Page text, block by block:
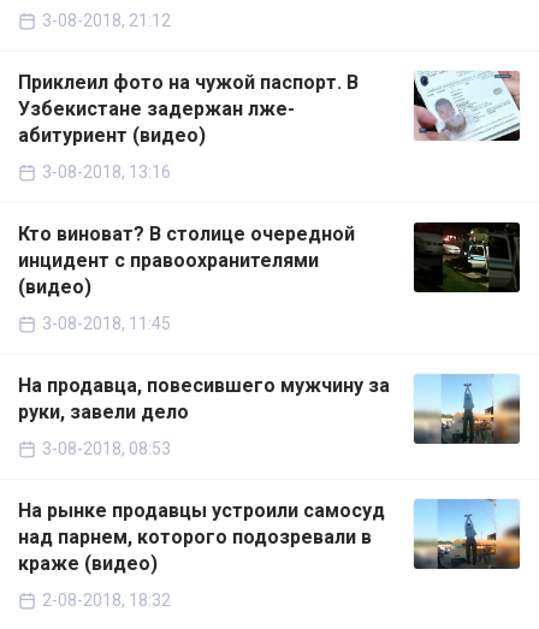
3-08-2018, 21:12
Приклеил фото на чужой паспорт. В
Узбекистане задержан лже-
абитуриент (видео)
3-08-2018, 13:16
Кто виноват? В столице очередной
инцидент с правоохранителями
(видео)
3-08-2018, 11:45
На продавца, повесившего мужчину за
руки, завели дело
3-08-2018, 08:53
На рынке продавцы устроили самосуд
над парнем, которого подозревали в
краже (видео)
2-08-2018, 18:32